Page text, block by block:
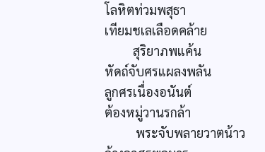
โลหิตท่วมพสุธา
เทียมชเลเลือดคล้าย
สุริยาภพแค้น
หัดถ์จับศรแผลงพลัน
ลูกศรเนื่องอนันต์
ต้องหมู่วานรกล้า
พระจับพลายวาตน้าว